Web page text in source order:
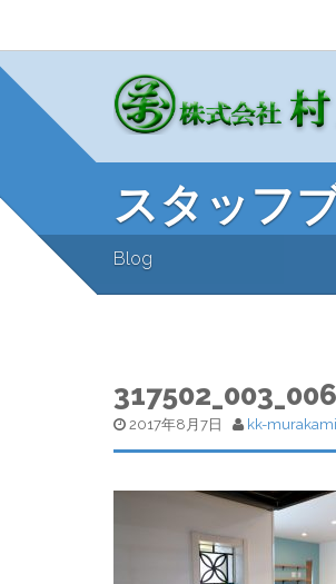
スタッフ
Blog
317502_003_006
2017年8月7日 kk-murakami